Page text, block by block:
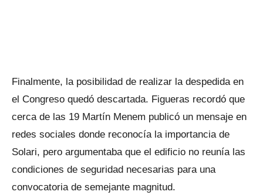
Finalmente, la posibilidad de realizar la despedida en
el Congreso quedó descartada. Figueras recordó que
cerca de las 19 Martín Menem publicó un mensaje en
redes sociales donde reconocía la importancia de
Solari, pero argumentaba que el edificio no reunía las
condiciones de seguridad necesarias para una
convocatoria de semejante magnitud.